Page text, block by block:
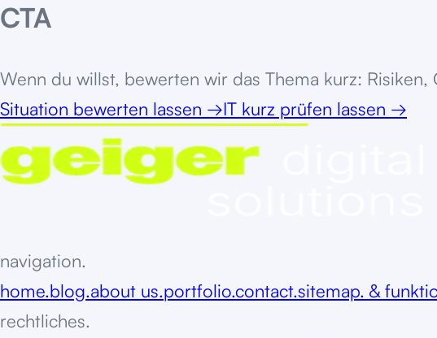
CTA
Wenn du willst, bewerten wir das Thema kurz:
Situation bewerten lassen →IT kurz prüfen lassen →
navigation.
home.blog.about us.portfolio.contact.sitemap. &
rechtliches.